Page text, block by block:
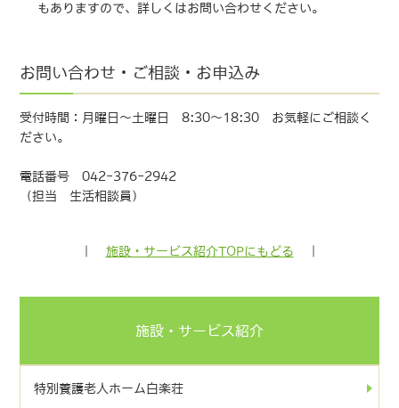
もありますので、詳しくはお問い合わせください。
お問い合わせ・ご相談・お申込み
受付時間：月曜日～土曜日 8:30～18:30 お気軽にご相談く
ださい。
電話番号 042-376-2942
（担当 生活相談員）
施設・サービス紹介TOPにもどる
施設・サービス紹介
特別養護老人ホーム白楽荘